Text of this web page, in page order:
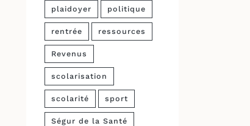
plaidoyer politique
rentrée ressources
Revenus
scolarisation
scolarité sport
Ségur de la Santé